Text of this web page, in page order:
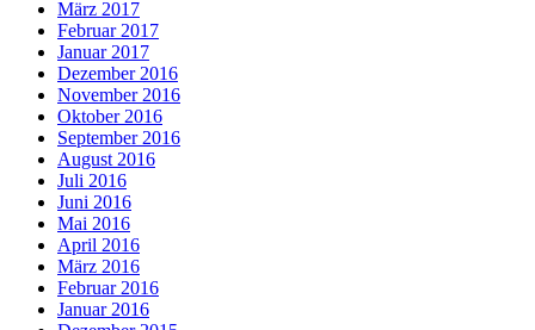
März 2017
Februar 2017
Januar 2017
Dezember 2016
November 2016
Oktober 2016
September 2016
August 2016
Juli 2016
Juni 2016
Mai 2016
April 2016
März 2016
Februar 2016
Januar 2016